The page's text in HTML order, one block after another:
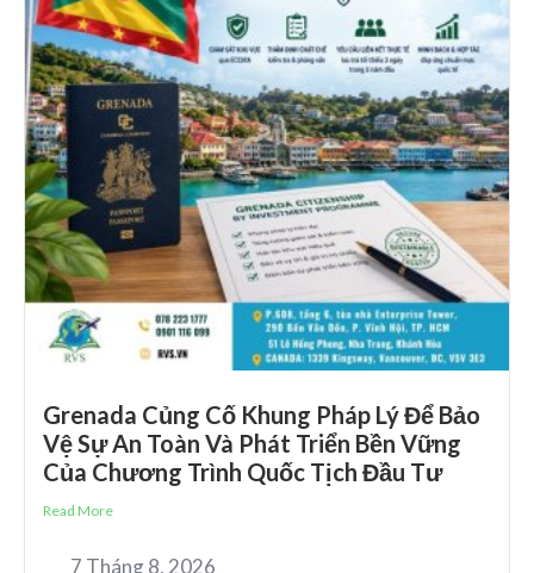
Grenada Củng Cố Khung Pháp Lý Để Bảo
Vệ Sự An Toàn Và Phát Triển Bền Vững
Của Chương Trình Quốc Tịch Đầu Tư
Read More
7 Tháng 8, 2026